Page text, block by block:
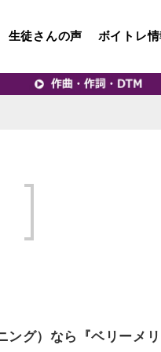
イトレ教室｜
生徒さんの声 ボイトレ情
グ）なら『ベリーメリ